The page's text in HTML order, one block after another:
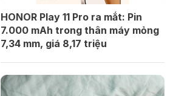
HONOR Play 11 Pro ra mắt: Pin
7.000 mAh trong thân máy mỏng
7,34 mm, giá 8,17 triệu